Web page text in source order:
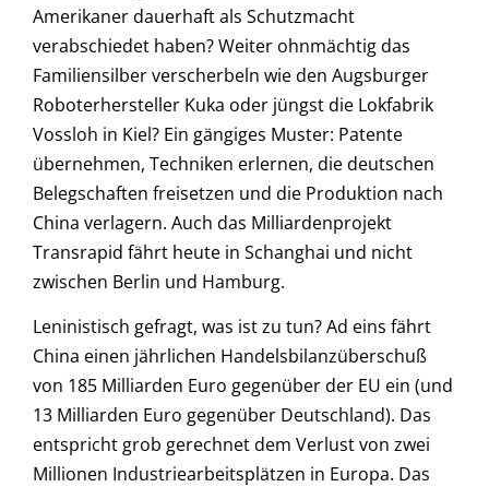
Amerikaner dauerhaft als Schutzmacht
verabschiedet haben? Weiter ohnmächtig das
Familiensilber verscherbeln wie den Augsburger
Roboterhersteller Kuka oder jüngst die Lokfabrik
Vossloh in Kiel? Ein gängiges Muster: Patente
übernehmen, Techniken erlernen, die deutschen
Belegschaften freisetzen und die Produktion nach
China verlagern. Auch das Milliardenprojekt
Transrapid fährt heute in Schanghai und nicht
zwischen Berlin und Hamburg.
Leninistisch gefragt, was ist zu tun? Ad eins fährt
China einen jährlichen Handelsbilanzüberschuß
von 185 Milliarden Euro gegenüber der EU ein (und
13 Milliarden Euro gegenüber Deutschland). Das
entspricht grob gerechnet dem Verlust von zwei
Millionen Industriearbeitsplätzen in Europa. Das